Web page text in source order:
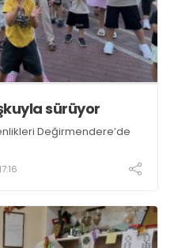
sürüyor
Değirmendere’de
17:16